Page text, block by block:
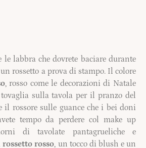
le labbra che dovrete baciare durante
rossetto a prova di stampo. Il colore
, rosso come le decorazioni di Natale
tovaglia sulla tavola per il pranzo del
il rossore sulle guance che i bei doni
tempo da perdere col make up
di tavolate pantagrueliche e
rossetto rosso, un tocco di blush e un